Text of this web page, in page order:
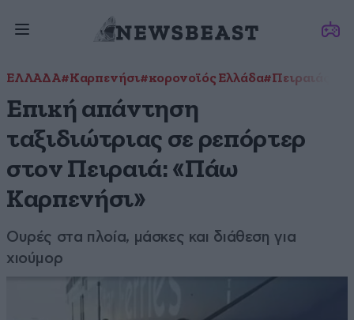
ΕΛΛΑΔΑ#Καρπενήσι#κορονοϊός Ελλάδα#Πειραιάς
Επική απάντηση
ταξιδιώτριας σε ρεπόρτερ
στον Πειραιά: «Πάω
Καρπενήσι»
Ουρές στα πλοία, μάσκες και διάθεση για
χιούμορ